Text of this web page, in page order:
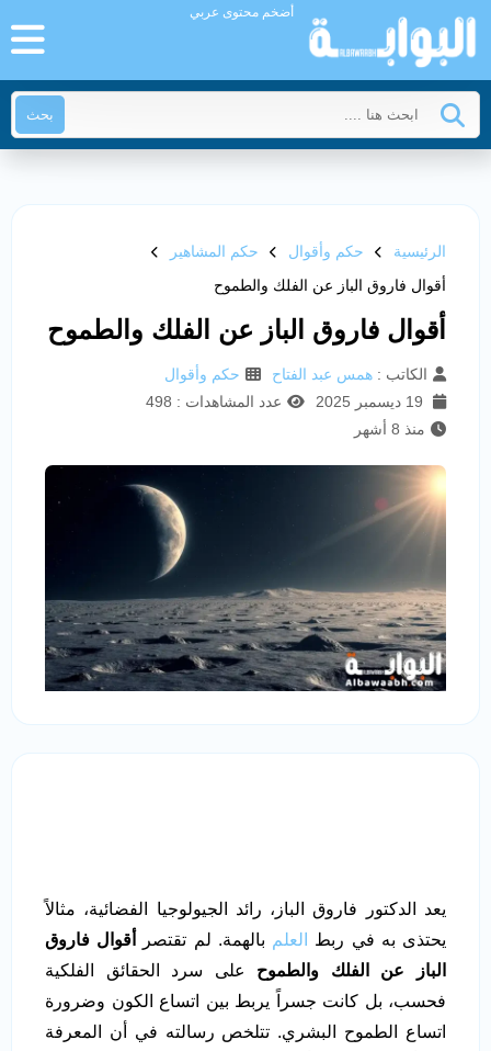
أضخم محتوى عربي
بحث
الرئيسية حكم وأقوال
حكم المشاهير
أقوال فاروق الباز عن الفلك والطموح
أقوال فاروق الباز عن الفلك والطموح
الكاتب : همس عبد الفتاح
حكم وأقوال
عدد المشاهدات : 498
منذ 8 أشهر
يعد الدكتور فاروق الباز، رائد الجيولوجيا الفضائية، مثالاً
يحتذى به في ربط
العلم بالهمة. لم تقتصر
أقوال فاروق
الباز عن الفلك والطموح
على سرد الحقائق الفلكية
فحسب، بل كانت جسراً يربط بين اتساع الكون وضرورة
اتساع الطموح البشري. تتلخص رسالته في أن المعرفة